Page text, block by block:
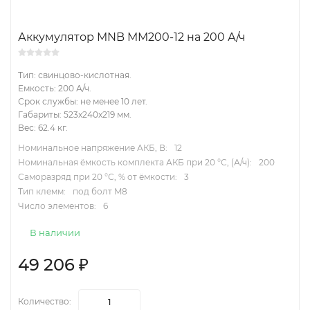
Аккумулятор MNB MM200-12 на 200 А/ч
Тип: свинцово-кислотная.
Емкость: 200 А/ч.
Срок службы: не менее 10 лет.
Габариты: 523x240x219 мм.
Вес: 62.4 кг.
Номинальное напряжение АКБ, В:
12
Номинальная ёмкость комплекта АКБ при 20 °С, (А/ч):
200
Саморазряд при 20 °С, % от ёмкости:
3
Тип клемм:
под болт M8
Число элементов:
6
В наличии
49 206 ₽
Количество: